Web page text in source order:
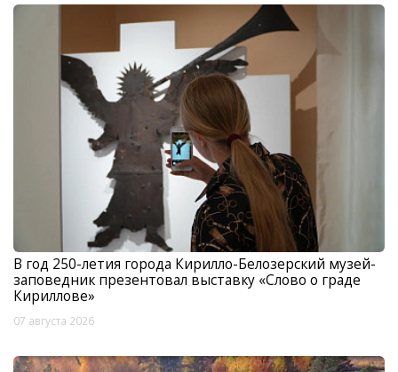
В год 250-летия города Кирилло-Белозерский музей-
заповедник презентовал выставку «Слово о граде
Кириллове»
07 августа 2026